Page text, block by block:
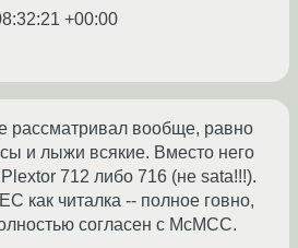
+00:00
рассматривал вообще, равно
и лыжи всякие. Вместо него
712 либо 716 (не sata!!!).
как читалка -- полное говно,
согласен с McMCC.